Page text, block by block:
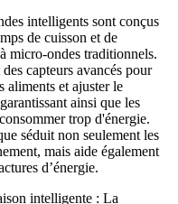
intelligents sont conçus
de cuisson et de
micro-ondes traditionnels.
capteurs avancés pour
aliments et ajuster le
ainsi que les
trop d'énergie.
séduit non seulement les
mais aide également
d’énergie.
intelligente : La